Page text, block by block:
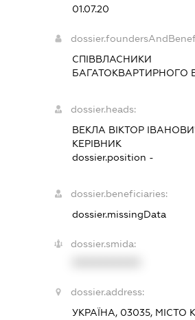
01.07.20
СПІВВЛАСНИКИ
БАГАТОКВАРТИРНОГО
dossier.heads:
ВЕКЛА ВІКТОР
КЕРІВНИК
dossier.position -
dossier.beneficiaries:
dossier.missingData
dossier.smida:
dossier.address:
УКРАЇНА, 03035, МІСТО